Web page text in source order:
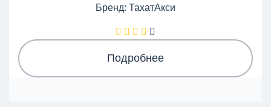
Бренд: ТахатАкси
Подробнее